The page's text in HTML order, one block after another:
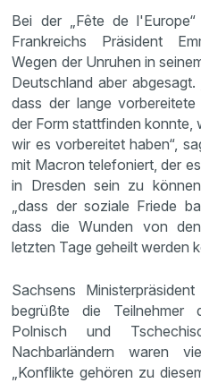
Bei der „Fête de
Frankreichs Präsident
Wegen der Unruhen in
Deutschland aber
dass der lange
der Form stattfinden konnte,
wir es vorbereitet haben“,
mit Macron telefoniert, der
in Dresden sein zu
„dass der soziale Friede
dass die Wunden von
letzten Tage geheilt werden
Sachsens
begrüßte die Teilnehmer
Polnisch und
Nachbarländern waren
„Konflikte gehören zu